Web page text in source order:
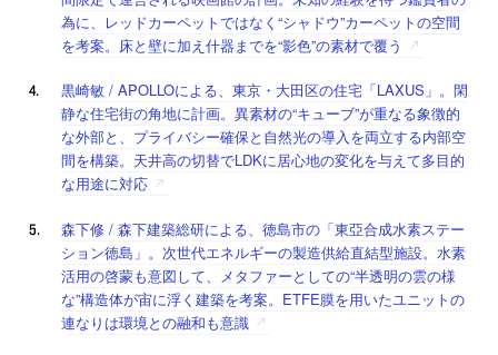
為に、レッドカーペットではなく“シャドウ”カーペットの空間
を考案。床と壁に加え什器までを“影色”の素材で覆う
黒崎敏 / APOLLOによる、東京・大田区の住宅「LAXUS」。閑
静な住宅街の角地に計画。異素材の“キューブ”が重なる象徴的
な外部と、プライバシー確保と自然光の導入を両立する内部空
間を構築。天井高の切替でLDKに居心地の変化を与えて多目的
な用途に対応
森下修 / 森下建築総研による、徳島市の「東亞合成水素ステー
ション徳島」。次世代エネルギーの製造供給直結型施設。水素
活用の啓蒙も意図して、メタファーとしての“半透明の雲の様
な”構造体が宙に浮く建築を考案。ETFE膜を用いたユニットの
連なりは環境との融和も意識